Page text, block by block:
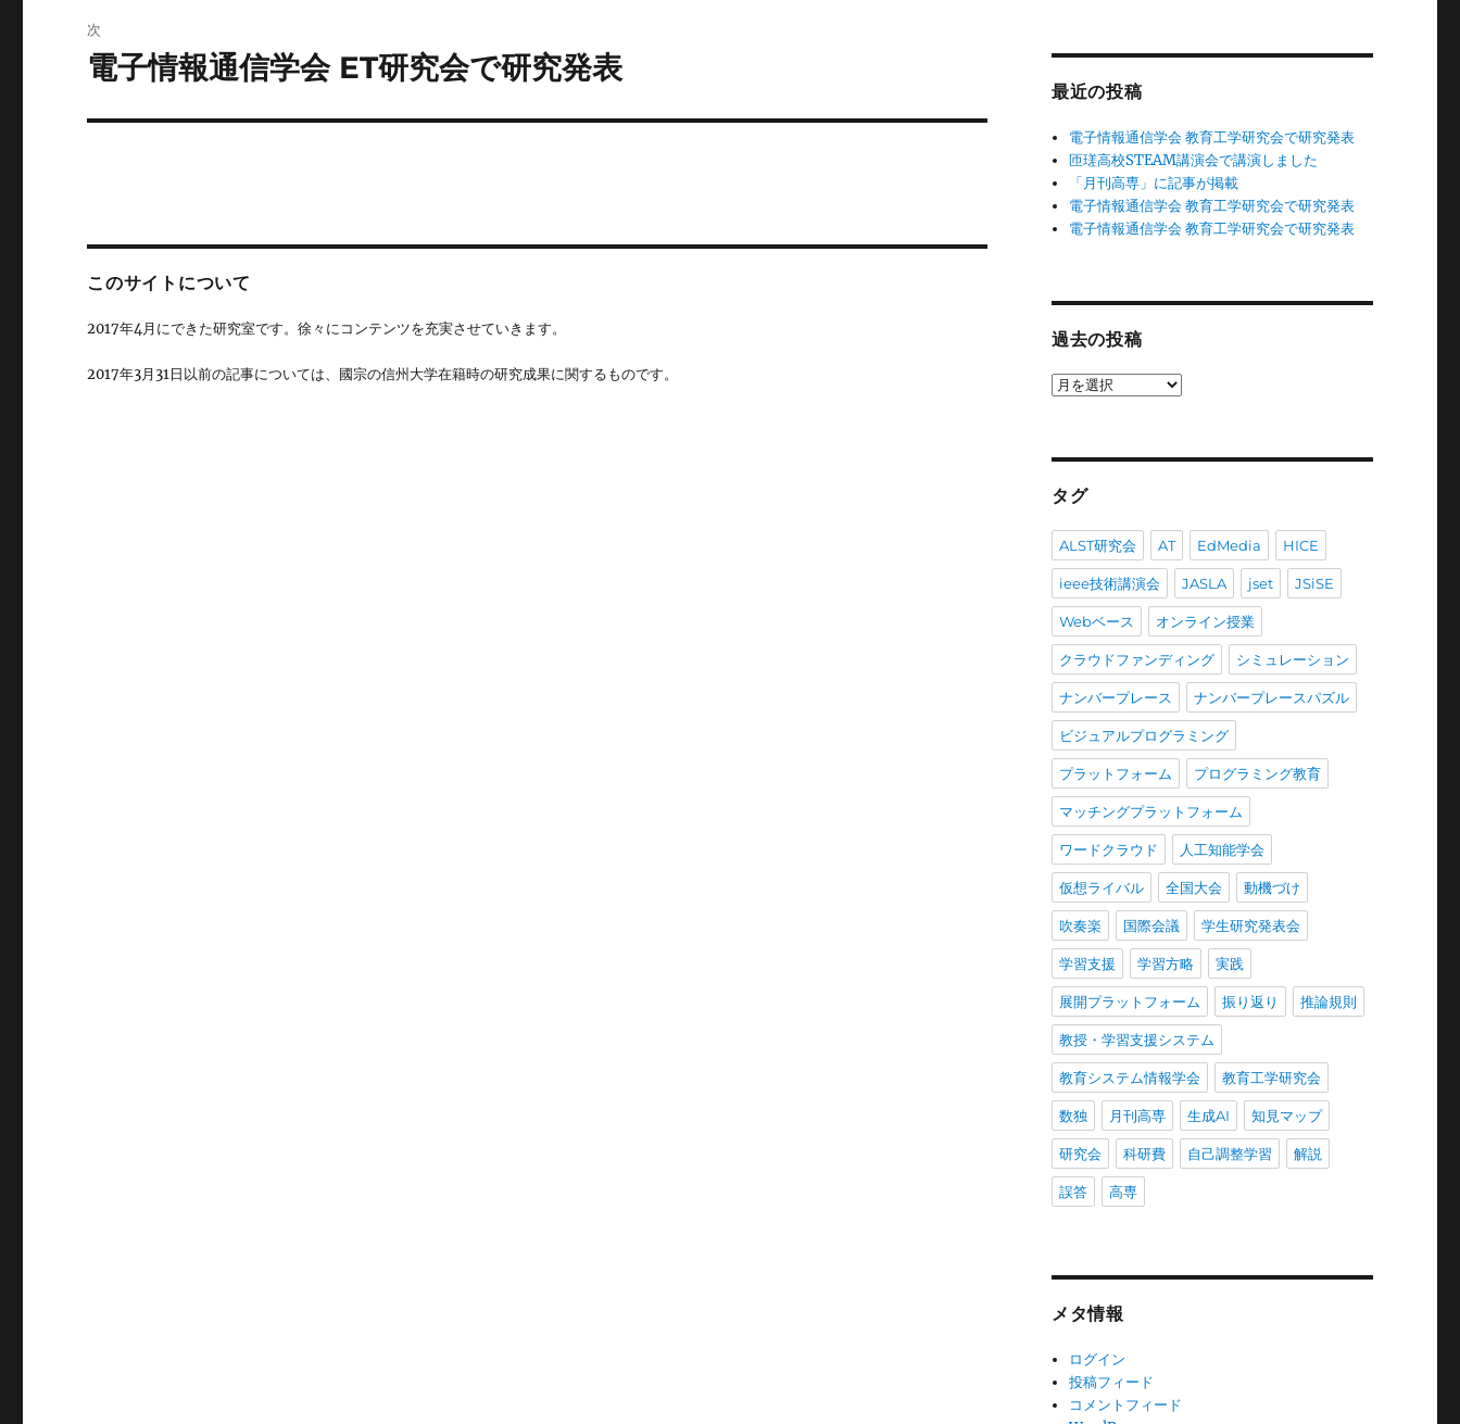
ゲ
ン
稿:
次
次
投
電子情報通信学会 ET研究会で研究発表
このサイトについて
2017年4月にできた研究室です。徐々にコンテンツを充実させていきます。
2017年3月31日以前の記事については、國宗の信州大学在籍時の研究成果に関するものです。
最近の投稿
電子情報通信学会 教育工学研究会で研究発表
匝瑳高校STEAM講演会で講演しました
「月刊高専」に記事が掲載
電子情報通信学会 教育工学研究会で研究発表
電子情報通信学会 教育工学研究会で研究発表
過去の投稿
過
タグ
ALST研究会 AT EdMedia HICE
ieee技術講演会 JASLA jset JSiSE
Webベース オンライン授業
クラウドファンディング シミュレーション
ナンバープレース ナンバープレースパズル
ビジュアルプログラミング
プラットフォーム プログラミング教育
マッチングプラットフォーム
ワードクラウド 人工知能学会
仮想ライバル 全国大会 動機づけ
吹奏楽 国際会議 学生研究発表会
学習支援 学習方略 実践
展開プラットフォーム 振り返り 推論規則
教授・学習支援システム
教育システム情報学会 教育工学研究会
数独 月刊高専 生成AI 知見マップ
研究会 科研費 自己調整学習 解説
誤答 高専
メタ情報
ログイン
投稿フィード
コメントフィード